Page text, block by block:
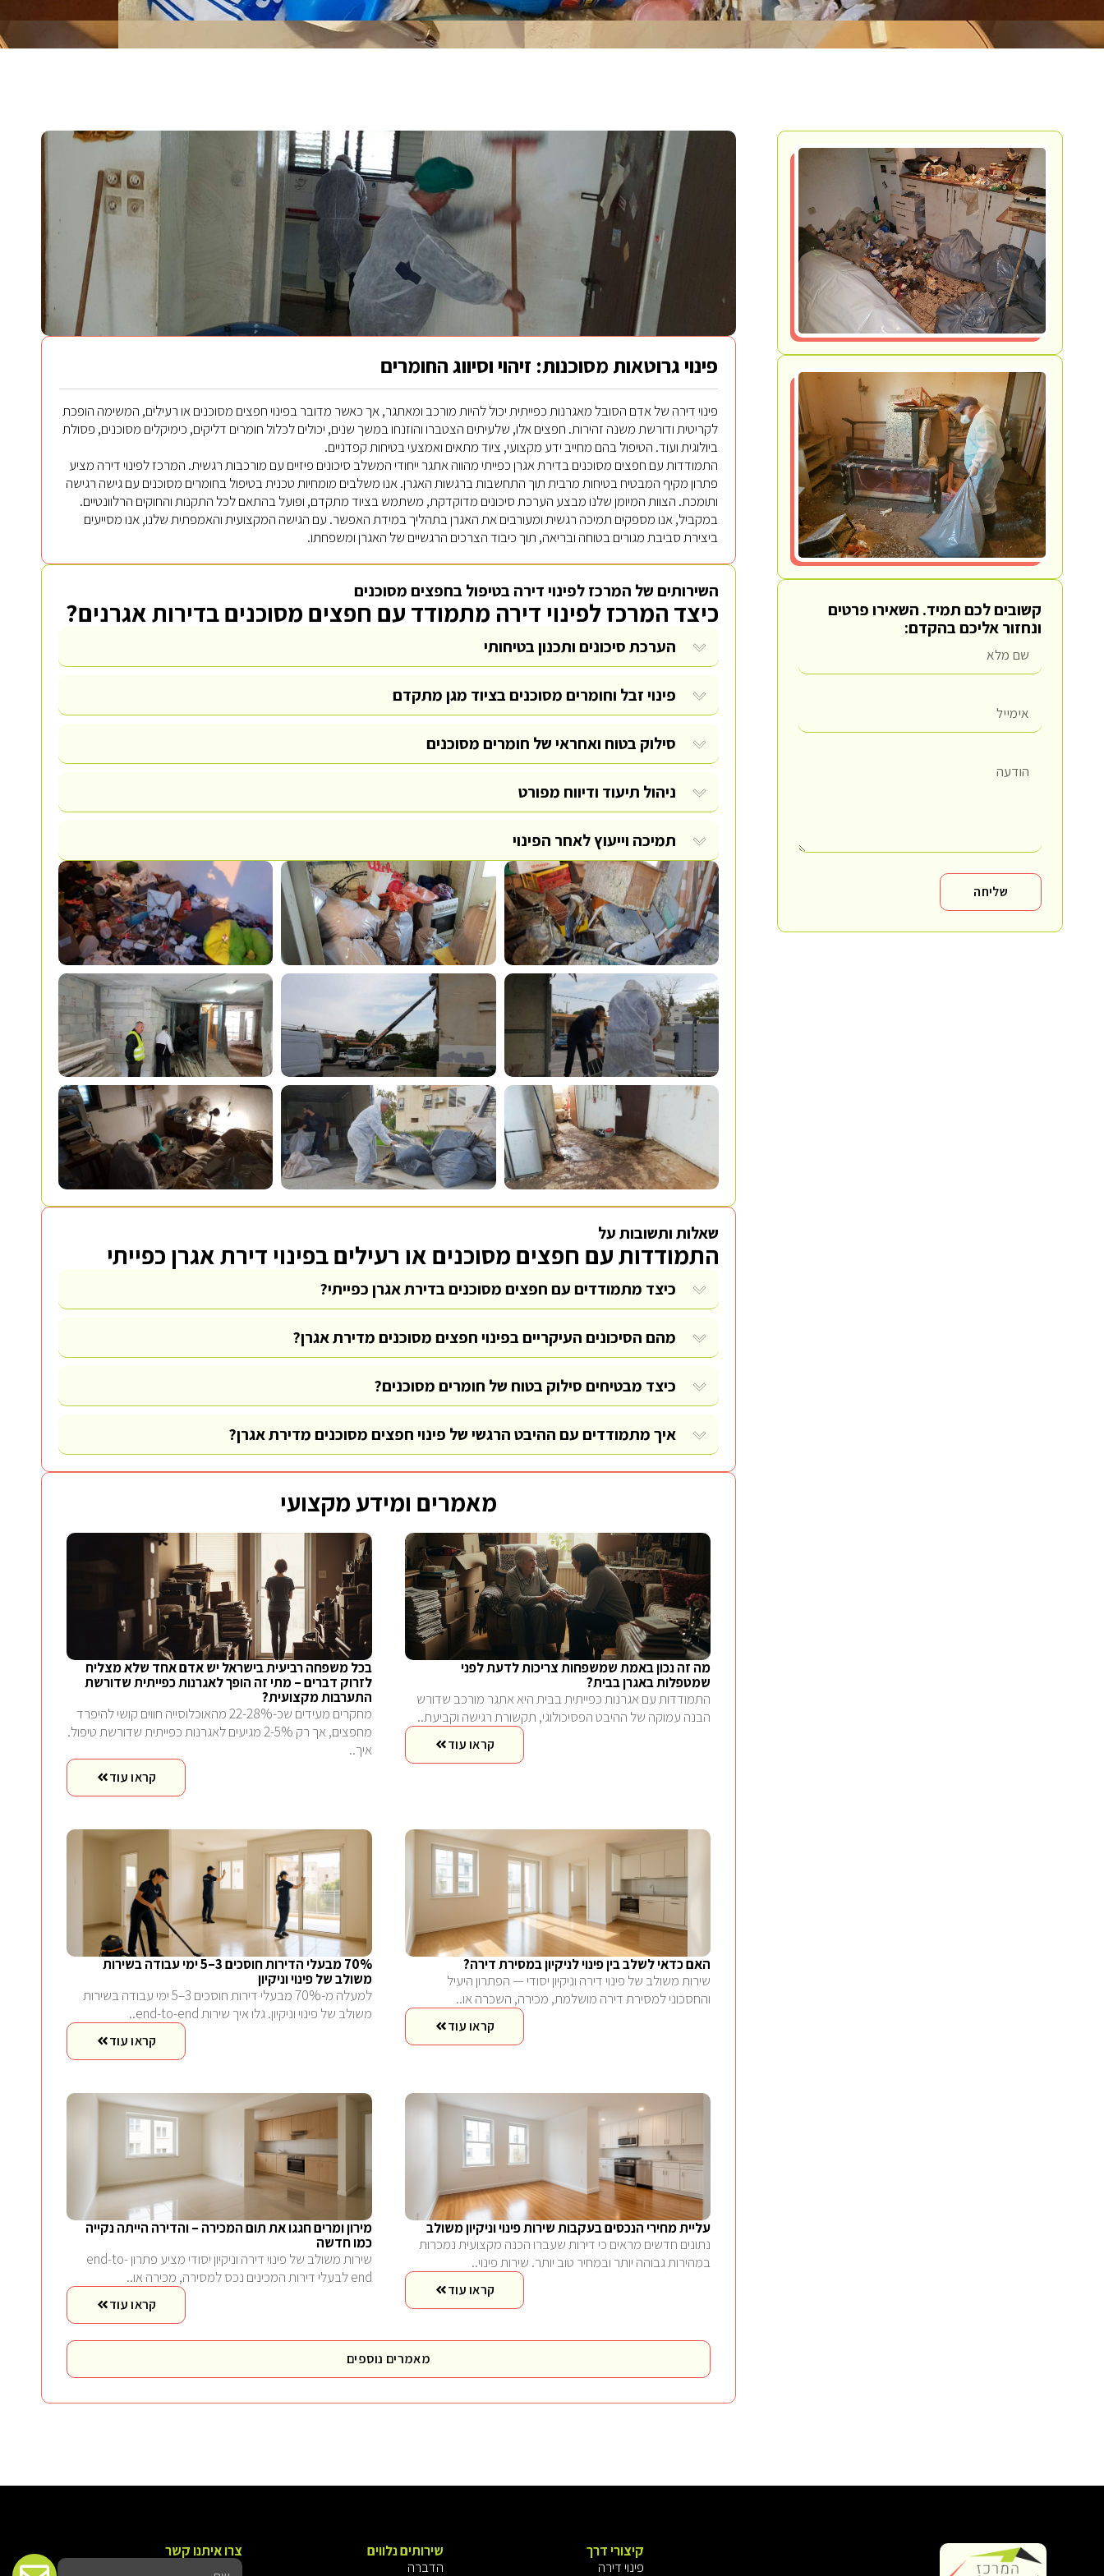
פינוי גרוטאותמסוכנות: זיהוי וסיווג החומרים
פינוי דירה של אדם הסובל מאגרנות כפייתית יכול להיות מורכב ומאתגר, אך כאשר מדובר בפינוי חפצים מסוכנים או רעילים, המשימה הופכת
לקריטית ודורשת משנה זהירות. חפצים אלו, שלעיתים הצטברו והוזנחו במשך שנים, יכולים לכלול חומרים דליקים, כימיקלים מסוכנים, פסולת
ביולוגית ועוד. הטיפול בהם מחייב ידע מקצועי, ציוד מתאים ואמצעי בטיחות קפדניים.
התמודדות עם חפצים מסוכנים בדירת אגרן כפייתי מהווה אתגר ייחודי המשלב סיכונים פיזיים עם מורכבות רגשית. המרכז לפינוי דירה מציע
פתרון מקיף המבטיח בטיחות מרבית תוך התחשבות ברגשות האגרן. אנו משלבים מומחיות טכנית בטיפול בחומרים מסוכנים עם גישה רגישה
ותומכת. הצוות המיומן שלנו מבצע הערכת סיכונים מדוקדקת, משתמש בציוד מתקדם, ופועל בהתאם לכל התקנות והחוקים הרלוונטיים.
במקביל, אנו מספקים תמיכה רגשית ומעורבים את האגרן בתהליך במידת האפשר. עם הגישה המקצועית והאמפתית שלנו, אנו מסייעים
ביצירת סביבת מגורים בטוחה ובריאה, תוך כיבוד הצרכים הרגשיים של האגרן ומשפחתו.
השירותים של המרכז לפינוי דירה בטיפול בחפצים מסוכנים
כיצד המרכז לפינוי דירה מתמודד עם חפצים מסוכנים בדירות אגרנים?
הערכת סיכונים ותכנון בטיחותי
פינוי זבל וחומרים מסוכנים בציוד מגן מתקדם
סילוק בטוח ואחראי של חומרים מסוכנים
ניהול תיעוד ודיווח מפורט
תמיכה וייעוץ לאחר הפינוי
שאלות ותשובות על
התמודדות עם חפצים מסוכנים או רעילים בפינוי דירת אגרן כפייתי
כיצד מתמודדים עם חפצים מסוכנים בדירת אגרן כפייתי?
מהם הסיכונים העיקריים בפינוי חפצים מסוכנים מדירת אגרן?
כיצד מבטיחים סילוק בטוח של חומרים מסוכנים?
איך מתמודדים עם ההיבט הרגשי של פינוי חפצים מסוכנים מדירת אגרן?
מאמרים ומידע מקצועי
מה זה נכון באמת שמשפחות צריכות לדעת לפני
שמטפלות באגרן בבית?
התמודדות עם אגרנות כפייתית בבית היא אתגר מורכב שדורש
הבנה עמוקה של ההיבט הפסיכולוגי, תקשורת רגישה וקביעת..
קראו עוד
בכל משפחה רביעית בישראל יש אדם אחד שלא מצליח
לזרוק דברים – מתי זה הופך לאגרנות כפייתית שדורשת
התערבות מקצועית?
מחקרים מעידים שכ-22-28% מהאוכלוסייה חווים קושי להיפרד
מחפצים, אך רק 2-5% מגיעים לאגרנות כפייתית שדורשת טיפול.
איך..
קראו עוד
האם כדאי לשלב בין פינוי לניקיון במסירת דירה?
שירות משולב של פינוי דירה וניקיון יסודי — הפתרון היעיל
והחסכוני למסירת דירה מושלמת, מכירה, השכרה או..
קראו עוד
70% מבעלי הדירות חוסכים 3–5 ימי עבודה בשירות
משולב של פינוי וניקיון
למעלה מ-70% מבעלי דירות חוסכים 3–5 ימי עבודה בשירות
משולב של פינוי וניקיון. גלו איך שירות end-to-end..
קראו עוד
עליית מחירי הנכסים בעקבות שירות פינוי וניקיון משולב
נתונים חדשים מראים כי דירות שעברו הכנה מקצועית נמכרות
במהירות גבוהה יותר ובמחיר טוב יותר. שירות פינוי..
קראו עוד
מירון ומרים חגגו את תום המכירה – והדירה הייתה נקייה
כמו חדשה
שירות משולב של פינוי דירה וניקיון יסודי מציע פתרון end-to-
end לבעלי דירות המכינים נכס למסירה, מכירה או..
קראו עוד
מאמרים נוספים
קשובים לכם תמיד. השאירו פרטים
ונחזור אליכם בהקדם:
שליחה
קיצורי דרך
פינוי דירה
שירותים נלווים
הדברה
צרו איתנו קשר